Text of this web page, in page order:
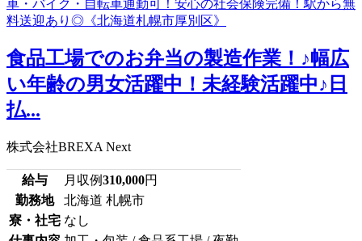
食品工場でのお弁当の製造作業！♪幅広
い年齢の男女活躍中！未経験活躍中♪日
払...
株式会社BREXA Next
給与 月収例310,000円
勤務地
北海道 札幌市
寮・社宅 なし